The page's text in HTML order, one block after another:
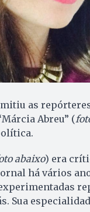
as
Abreu” (
abaixo) era
há vários
Sua